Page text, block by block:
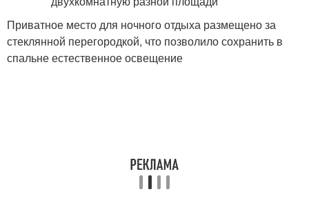
Приватное место для ночного отдыха размещено за
стеклянной перегородкой, что позволило сохранить в
спальне естественное освещение